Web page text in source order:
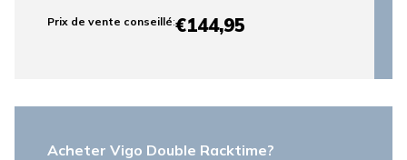
Prix ​​de vente conseillé:€144,95
Acheter Vigo Double Racktime?